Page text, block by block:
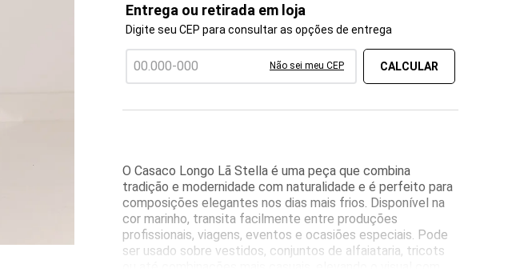
Entrega ou retirada em loja
Digite seu CEP para consultar as opções de entrega
Não sei meu CEP
O Casaco Longo Lã Stella é uma peça que combina
tradição e modernidade com naturalidade e é perfeito para
composições elegantes nos dias mais frios. Disponível na
cor marinho, transita facilmente entre produções
profissionais, viagens, eventos e ocasiões especiais. Pode
ser usado sobre vestidos, conjuntos de alfaiataria, tricots